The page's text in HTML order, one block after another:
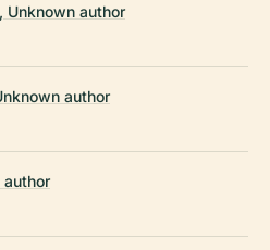
Unknown author
author
author